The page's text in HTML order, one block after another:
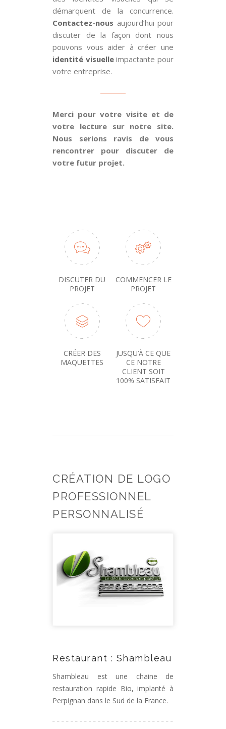
démarquent de la concurrence.
Contactez-nous aujourd’hui pour
discuter de la façon dont nous
pouvons vous aider à créer une
identité visuelleimpactante pour
votre entreprise.
Merci pour votre visite et de
votre lecture sur notre site.
Nous serions ravis de vous
rencontrer pour discuter de
votre futur projet.
DISCUTER DU
PROJET
COMMENCER LE
PROJET
CRÉER DES
MAQUETTES
JUSQU’À CE QUE
CE NOTRE
CLIENT SOIT
100% SATISFAIT
CRÉATION DE LOGO
PROFESSIONNEL
PERSONNALISÉ
Restaurant : Shambleau
Shambleau est une chaine de
restauration rapide Bio, implanté à
Perpignan dans le Sud de la France.